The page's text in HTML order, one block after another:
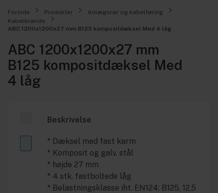
Forside Produkter
Anlægsrør og kabelføring
Kabelbrønde
ABC 1200x1200x27 mm B125 kompositdæksel Med 4 låg
ABC 1200x1200x27 mm
B125 kompositdæksel Med
4 låg
Beskrivelse
* Dæksel med fast karm
* Komposit og galv. stål
* højde 27 mm
* 4 stk. fastboltede låg
* Belastningsklasse iht. EN124: B125, 12,5